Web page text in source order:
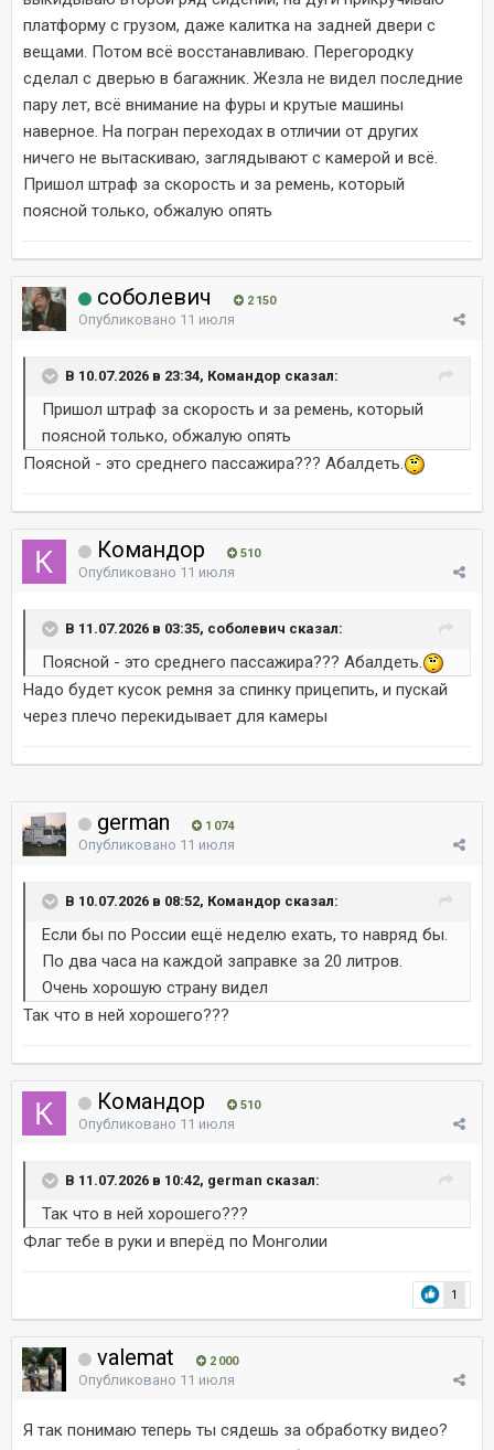
платформу с грузом, даже калитка на задней двери с
вещами. Потом всё восстанавливаю. Перегородку
сделал с дверью в багажник. Жезла не видел последние
пару лет, всё внимание на фуры и крутые машины
наверное. На погран переходах в отличии от других
ничего не вытаскиваю, заглядывают с камерой и всё.
Пришол штраф за скорость и за ремень, который
поясной только, обжалую опять
соболевич 2 150
Опубликовано 11 июля
В 10.07.2026 в 23:34, Командор сказал:
Пришол штраф за скорость и за ремень, который
поясной только, обжалую опять
Поясной - это среднего пассажира??? Абалдеть.
Командор 510
Опубликовано 11 июля
В 11.07.2026 в 03:35, соболевич сказал:
Поясной - это среднего пассажира??? Абалдеть.
Надо будет кусок ремня за спинку прицепить, и пускай
через плечо перекидывает для камеры
german 1 074
Опубликовано 11 июля
В 10.07.2026 в 08:52, Командор сказал:
Если бы по России ещё неделю ехать, то навряд бы.
По два часа на каждой заправке за 20 литров.
Очень хорошую страну видел
Так что в ней хорошего???
Командор 510
Опубликовано 11 июля
В 11.07.2026 в 10:42, german сказал:
Так что в ней хорошего???
Флаг тебе в руки и вперёд по Монголии
1
valemat 2 000
Опубликовано 11 июля
Я так понимаю теперь ты сядешь за обработку видео?